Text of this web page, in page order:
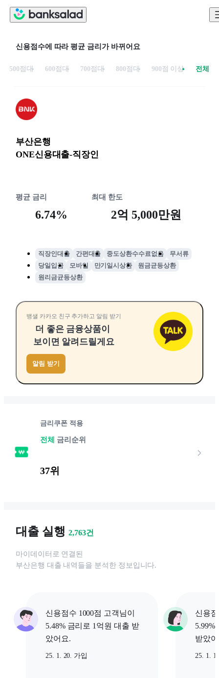
신용점수에 따라 평균 금리가 바뀌어요
500점대 600점대 700점대 800점대 900점 이상 전체
부산은행
ONE신용대출-직장인
평균 금리
6.74%
최대 한도
2억 5,000만원
직장인대출 간편대출 중도상환수수료없음
무서류
당일입금
모바일 만기일시상환
원금균등상환
원리금균등상환
뱅샐 카카오 친구 추가하고 알림 받기
더 좋은 금융상품이
보이면 알려드릴게요
알림 받기
금리쿠폰 적용
전체 금리순위
37위
대출 실행 2,763건
마이데이터로 연결된
부산은행 대출 내역들을 분석한 정보입니다.
신용점수 1000점 고객님이
5.48% 금리로 1억원 대출 받
았어요.
25. 1. 20. 가입
신용
5.99%
받았
25. 1.